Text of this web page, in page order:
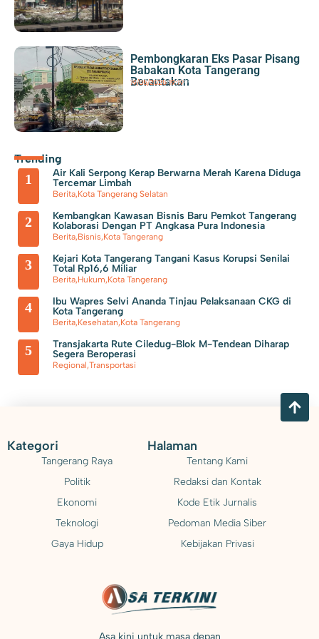
Tersangka Baru Kasus Sewa Pesawat Rp 5,49 M
Kemerdekaan RI, Pemkot Tangerang Berikan Diskon 17 Persen Bagi
Penunggak PBB
Pembongkaran Eks Pasar Pisang
Babakan Kota Tangerang
Berantakan
19/05/2025|19:19
Berita,Kota Tangerang
Trending
1
Air Kali Serpong Kerap Berwarna Merah Karena Diduga
Tercemar Limbah
Berita,Kota Tangerang Selatan
2
Kembangkan Kawasan Bisnis Baru Pemkot Tangerang
Kolaborasi Dengan PT Angkasa Pura Indonesia
Berita,Bisnis,Kota Tangerang
3
Kejari Kota Tangerang Tangani Kasus Korupsi Senilai
Total Rp16,6 Miliar
Berita,Hukum,Kota Tangerang
4
Ibu Wapres Selvi Ananda Tinjau Pelaksanaan CKG di
Kota Tangerang
Berita,Kesehatan,Kota Tangerang
5
Transjakarta Rute Ciledug-Blok M-Tendean Diharap
Segera Beroperasi
Regional,Transportasi
Kategori
Tangerang Raya
Politik
Ekonomi
Teknologi
Gaya Hidup
Halaman
Tentang Kami
Redaksi dan Kontak
Kode Etik Jurnalis
Pedoman Media Siber
Kebijakan Privasi
Asa kini untuk masa depan